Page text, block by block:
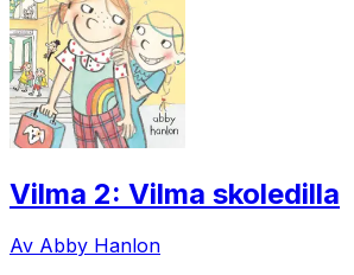
Vilma 2: Vilma skoledilla
Av Abby Hanlon